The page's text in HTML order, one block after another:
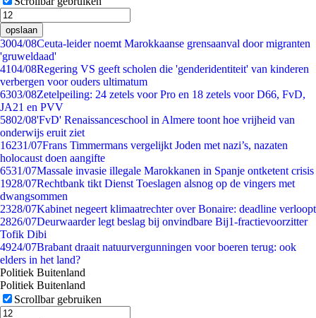
opslaan
3004/08Ceuta-leider noemt Marokkaanse grensaanval door migranten
'gruweldaad'
4104/08Regering VS geeft scholen die 'genderidentiteit' van kinderen
verbergen voor ouders ultimatum
6303/08Zetelpeiling: 24 zetels voor Pro en 18 zetels voor D66, FvD,
JA21 en PVV
5802/08'FvD' Renaissanceschool in Almere toont hoe vrijheid van
onderwijs eruit ziet
16231/07Frans Timmermans vergelijkt Joden met nazi’s, nazaten
holocaust doen aangifte
6531/07Massale invasie illegale Marokkanen in Spanje ontketent crisis
1928/07Rechtbank tikt Dienst Toeslagen alsnog op de vingers met
dwangsommen
2328/07Kabinet negeert klimaatrechter over Bonaire: deadline verloopt
2826/07Deurwaarder legt beslag bij onvindbare Bij1-fractievoorzitter
Tofik Dibi
4924/07Brabant draait natuurvergunningen voor boeren terug: ook
elders in het land?
Politiek Buitenland
Politiek Buitenland
Scrollbar gebruiken